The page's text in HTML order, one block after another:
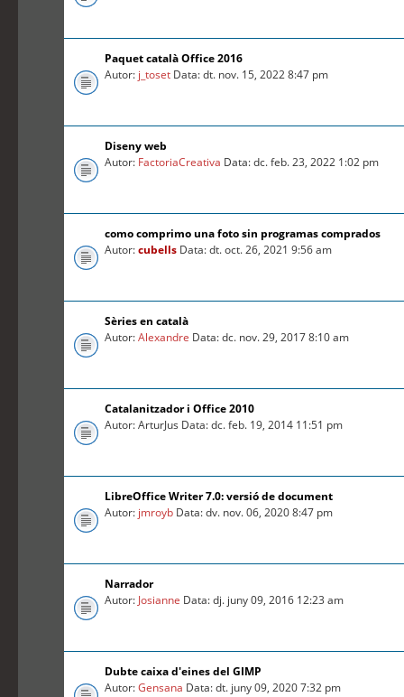
Paquet català Office 2016
Autor: j_toset Data: dt. nov. 15, 2022 8:47 pm
Diseny web
Autor: FactoriaCreativa Data: dc. feb. 23, 2022 1:02 pm
como comprimo una foto sin programas comprados
Autor:cubells Data: dt. oct. 26, 2021 9:56 am
Sèries en català
Autor:Alexandre Data: dc. nov. 29, 2017 8:10 am
Catalanitzador i Office 2010
Autor: ArturJus Data: dc. feb. 19, 2014 11:51 pm
LibreOffice Writer 7.0: versió de document
Autor: jmroyb Data: dv. nov. 06, 2020 8:47 pm
Narrador
Autor: Josianne Data: dj. juny 09, 2016 12:23 am
Dubte caixa d'eines del GIMP
Autor:Gensana Data: dt. juny 09, 2020 7:32 pm